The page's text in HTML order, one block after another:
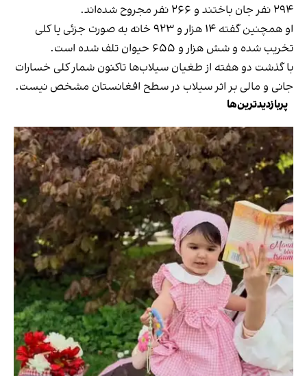
۲۹۴ نفر جان باختند و ۲۶۶ نفر مجروح شده‌اند.
او همچنین گفته ۱۴ هزار و ۹۲۳ خانه به صورت جزئی یا کلی
تخریب شده و شش هزار و ۶۵۵ حیوان تلف شده است.
با گذشت دو هفته از طغیان سیلاب‌ها تاکنون شمار کلی خسارات
جانی و مالی بر اثر سیلاب در سطح افغانستان مشخص نیست.
پربازدیدترین‌ها